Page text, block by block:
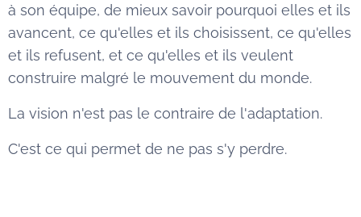
à son équipe, de mieux savoir pourquoi elles et ils
avancent, ce qu'elles et ils choisissent, ce qu'elles
et ils refusent, et ce qu'elles et ils veulent
construire malgré le mouvement du monde.
La vision n'est pas le contraire de l'adaptation.
C'est ce qui permet de ne pas s'y perdre.